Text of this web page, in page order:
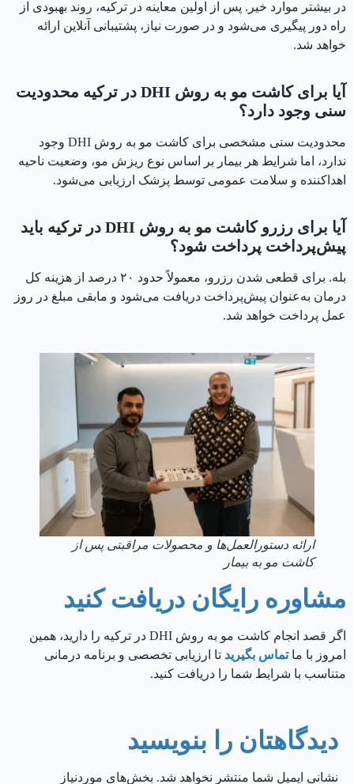
در بیشتر موارد خیر. پس از اولین معاینه در ترکیه، روند بهبودی از
راه دور پیگیری می‌شود و در صورت نیاز، پشتیبانی آنلاین ارائه
خواهد شد.
آیا برای کاشت مو به روش DHI در ترکیه محدودیت
سنی وجود دارد؟
محدودیت سنی مشخصی برای کاشت مو به روش DHI وجود
ندارد، اما شرایط هر بیمار بر اساس نوع ریزش مو، وضعیت ناحیه
اهداکننده و سلامت عمومی توسط پزشک ارزیابی می‌شود.
آیا برای رزرو کاشت مو به روش DHI در ترکیه باید
پیش‌پرداخت پرداخت شود؟
بله. برای قطعی شدن رزرو، معمولاً حدود ۲۰ درصد از هزینه کل
درمان به‌عنوان پیش‌پرداخت دریافت می‌شود و مابقی مبلغ در روز
عمل پرداخت خواهد شد.
ارائه دستورالعمل‌ها و محصولات مراقبتی پس از
کاشت مو به بیمار
مشاوره رایگان دریافت کنید
اگر قصد انجام کاشت مو به روش DHI در ترکیه را دارید، همین
امروز با ماتماس بگیرید تا ارزیابی تخصصی و برنامه درمانی
متناسب با شرایط شما را دریافت کنید.
دیدگاهتان را بنویسید
نشانی ایمیل شما منتشر نخواهد شد. بخش‌های موردنیاز